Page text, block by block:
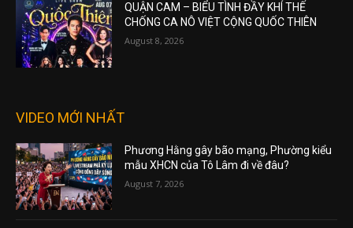
QUẬN CAM – BIỂU TÌNH ĐẦY KHÍ THẾ
CHỐNG CA NÔ VIỆT CỘNG QUỐC THIÊN
August 8, 2026
VIDEO MỚI NHẤT
Phương Hằng gây bão mạng, Phường kiểu
mẫu XHCN của Tô Lâm đi về đâu?
August 7, 2026